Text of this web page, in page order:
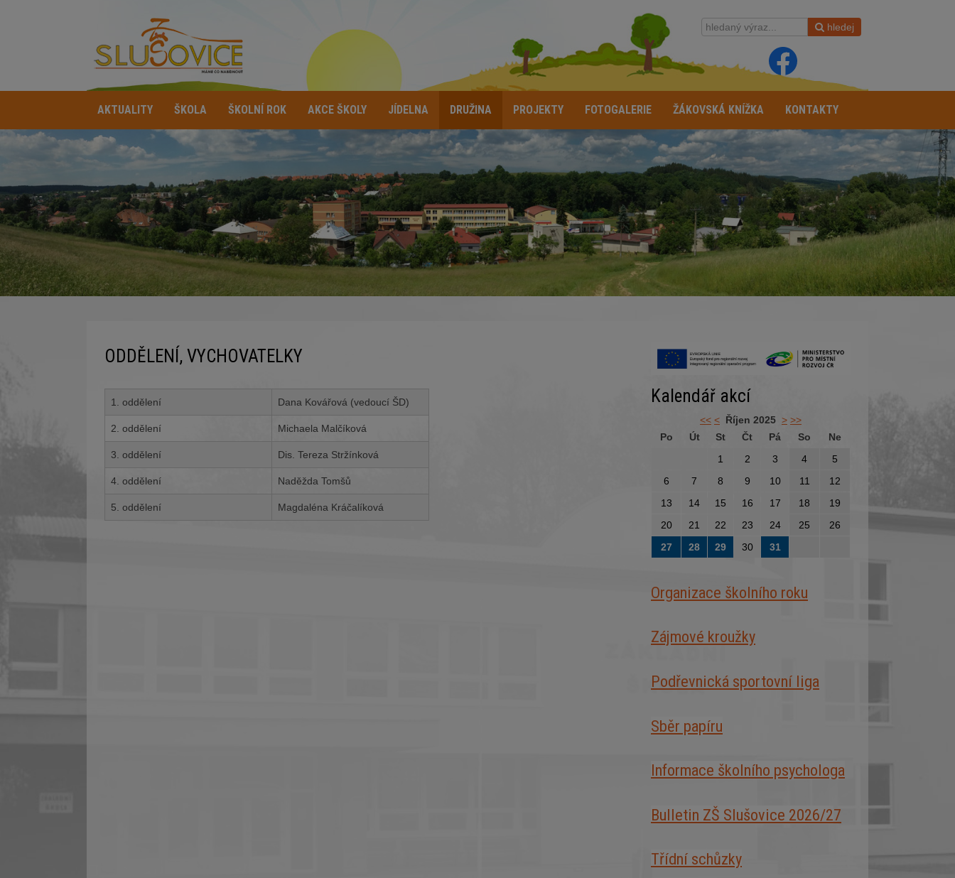
hledej
AKTUALITY ŠKOLA ŠKOLNÍ ROK AKCE ŠKOLY JÍDELNA DRUŽINA PROJEKTY FOTOGALERIE ŽÁKOVSKÁ KNÍŽKA KONTAKTY
ODDĚLENÍ, VYCHOVATELKY
1. oddělení Dana Kovářová (vedoucí ŠD)
2. oddělení Michaela Malčíková
3. oddělení Dis. Tereza Stržínková
4. oddělení Naděžda Tomšů
5. oddělení Magdaléna Kráčalíková
Kalendář akcí
<< < Říjen 2025 > >>
Po
Út St Čt Pá So
Ne
1
2 3 4
5
6
7 8 9 10 11
12
13
14 15 16 17 18
19
20
21 22 23 24 25
26
27
28 29 30 31
Organizace školního roku
Zájmové kroužky
Podřevnická sportovní liga
Sběr papíru
Informace školního psychologa
Bulletin ZŠ Slušovice 2026/27
Třídní schůzky